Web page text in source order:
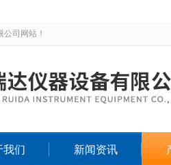
司网站！
我们 新闻资讯